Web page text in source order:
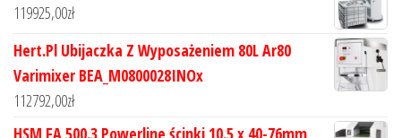
119925,00zł
Hert.Pl Ubijaczka Z Wyposażeniem 80L Ar80
Varimixer BEA_M0800028INOx
112792,00zł